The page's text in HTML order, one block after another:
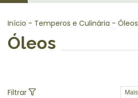
Início - Temperos e Culinária - Óleos
Óleos
Filtrar